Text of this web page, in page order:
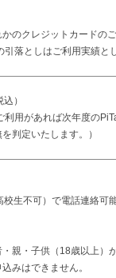
のクレジットカードの
落としはご利用実績と
）
用があれば次年度の
判定いたします。）
生不可）で電話連絡可能
親・子供（18歳以上）
みはできません。